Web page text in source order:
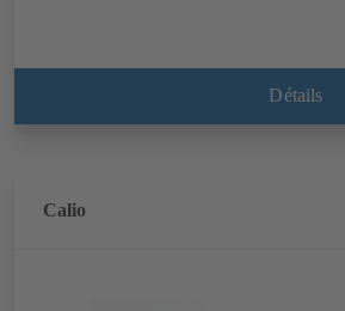
Détails
Calio